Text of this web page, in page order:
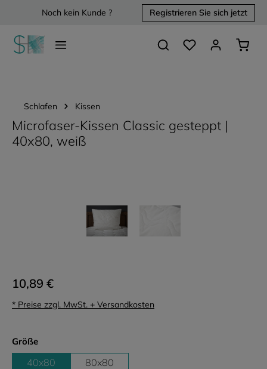
springenNoch kein Kunde ? Registrieren Sie sich jetzt
Du hast 0 Produkte
Schlafen Kissen
Microfaser-Kissen Classic gesteppt |
40x80, weiß
10,89 €
* Preise zzgl. MwSt. + Versandkosten
Größeauswählen
40x80 80x80